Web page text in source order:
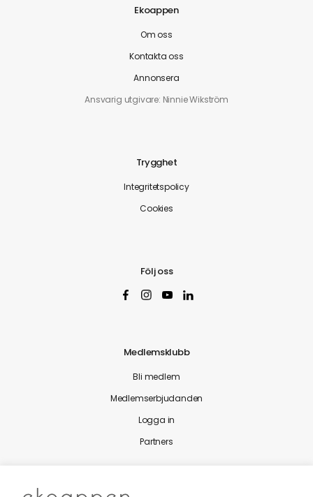
Ekoappen
Om oss
Kontakta oss
Annonsera
Ansvarig utgivare: Ninnie Wikström
Trygghet
Integritetspolicy
Cookies
Följ oss
Medlemsklubb
Bli medlem
Medlemserbjudanden
Logga in
Partners